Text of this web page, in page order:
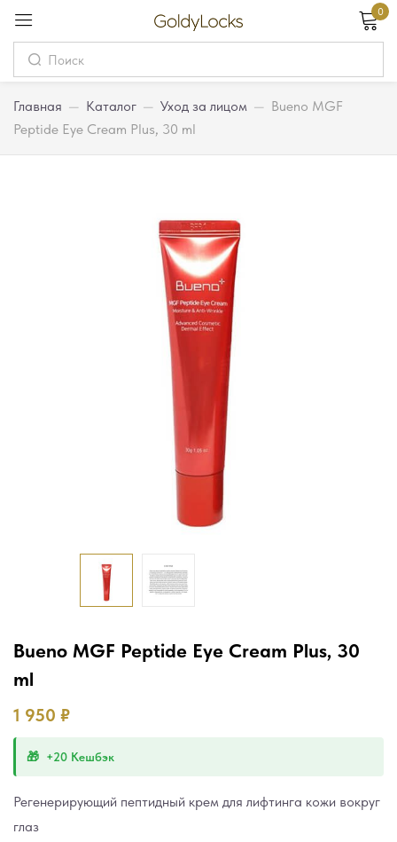
0
Главная — Каталог — Уход за лицом — Bueno MGF
Peptide Eye Cream Plus, 30 ml
Bueno MGF Peptide Eye Cream Plus, 30
ml
1 950 ₽
+20 Кешбэк
Регенерирующий пептидный крем для лифтинга кожи вокруг
глаз
Вход
Password
Вход
Регистрация